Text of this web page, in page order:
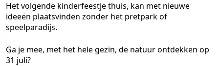
Het volgende kinderfeestje thuis, kan met nieuwe
ideeën plaatsvinden zonder het pretpark of
speelparadijs.
Ga je mee, met het hele gezin, de natuur ontdekken op
31 juli?